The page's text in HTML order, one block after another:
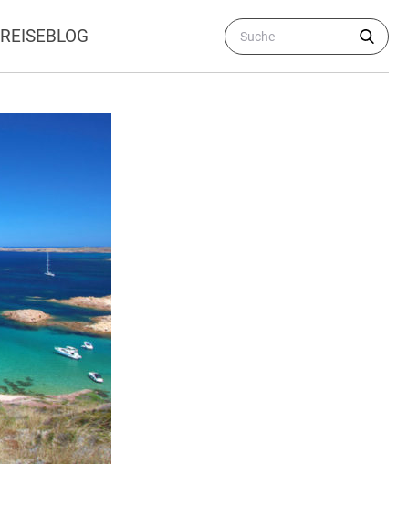
REISEBLOG